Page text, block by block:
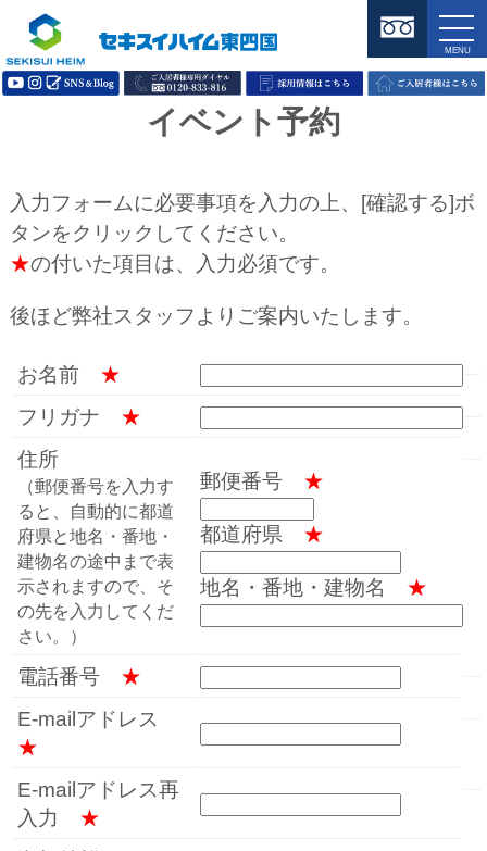
イベント予約
入力フォームに必要事項を入力の上、[確認する]ボ
タンをクリックしてください。
★の付いた項目は、入力必須です。
後ほど弊社スタッフよりご案内いたします。
お名前 ★
フリガナ ★
住所
（郵便番号を入力す
ると、自動的に都道
府県と地名・番地・
建物名の途中まで表
示されますので、そ
の先を入力してくだ
さい。）
郵便番号 ★
都道府県 ★
地名・番地・建物名 ★
電話番号 ★
E-mailアドレス
★
E-mailアドレス再
入力 ★